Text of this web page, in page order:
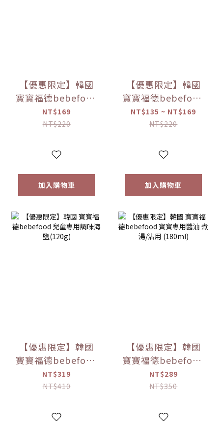
【優惠限定】韓國
寶寶福德bebefood
米餅 原味/蘋果/梨/
紅薯/南瓜 (20g)
NT$169
NT$220
加入購物車
【優惠限定】韓國
寶寶福德bebefood
糙米餅 磨牙餅乾 蔬
菜/水果 (25g) 【優
NT$135 ~ NT$169
NT$220
加入購物車
【優惠限定】韓國
寶寶福德bebefood
兒童專用調味海鹽
(120g)
NT$319
NT$410
【優惠限定】韓國
寶寶福德bebefood
寶寶專用醬油 煮湯/
沾用 (180ml)
NT$289
NT$350